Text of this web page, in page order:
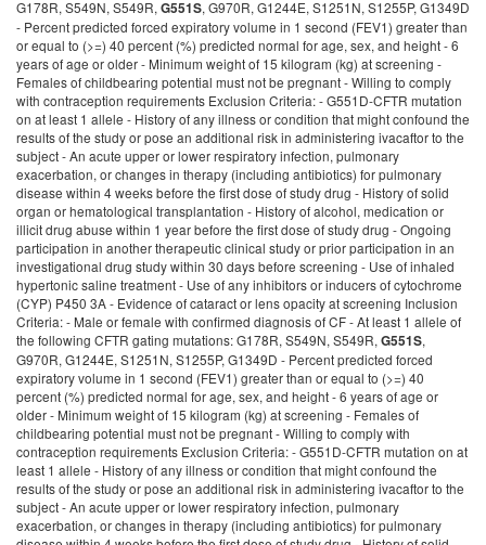
G178R, S549N, S549R, G551S, G970R, G1244E, S1251N, S1255P, G1349D
- Percent predicted forced expiratory volume in 1 second (FEV1) greater than
or equal to (>=) 40 percent (%) predicted normal for age, sex, and height - 6
years of age or older - Minimum weight of 15 kilogram (kg) at screening -
Females of childbearing potential must not be pregnant - Willing to comply
with contraception requirements Exclusion Criteria: - G551D-CFTR mutation
on at least 1 allele - History of any illness or condition that might confound the
results of the study or pose an additional risk in administering ivacaftor to the
subject - An acute upper or lower respiratory infection, pulmonary
exacerbation, or changes in therapy (including antibiotics) for pulmonary
disease within 4 weeks before the first dose of study drug - History of solid
organ or hematological transplantation - History of alcohol, medication or
illicit drug abuse within 1 year before the first dose of study drug - Ongoing
participation in another therapeutic clinical study or prior participation in an
investigational drug study within 30 days before screening - Use of inhaled
hypertonic saline treatment - Use of any inhibitors or inducers of cytochrome
(CYP) P450 3A - Evidence of cataract or lens opacity at screening Inclusion
Criteria: - Male or female with confirmed diagnosis of CF - At least 1 allele of
the following CFTR gating mutations: G178R, S549N, S549R, G551S,
G970R, G1244E, S1251N, S1255P, G1349D - Percent predicted forced
expiratory volume in 1 second (FEV1) greater than or equal to (>=) 40
percent (%) predicted normal for age, sex, and height - 6 years of age or
older - Minimum weight of 15 kilogram (kg) at screening - Females of
childbearing potential must not be pregnant - Willing to comply with
contraception requirements Exclusion Criteria: - G551D-CFTR mutation on at
least 1 allele - History of any illness or condition that might confound the
results of the study or pose an additional risk in administering ivacaftor to the
subject - An acute upper or lower respiratory infection, pulmonary
exacerbation, or changes in therapy (including antibiotics) for pulmonary